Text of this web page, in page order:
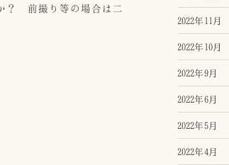
？ 前撮り等の場合は二
2022年11月
2022年10月
2022年9月
2022年6月
2022年5月
2022年4月